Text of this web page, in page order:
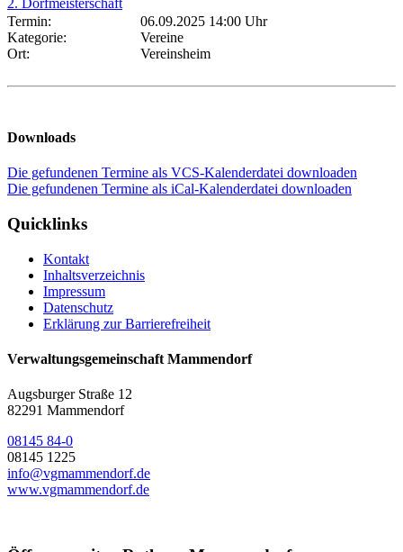
2. Dorfmeisterschaft
Termin:
06.09.2025 14:00 Uhr
Kategorie:
Vereine
Ort:
Vereinsheim
Downloads
Die gefundenen Termine als VCS-Kalenderdatei downloaden
Die gefundenen Termine als iCal-Kalenderdatei downloaden
Quicklinks
Kontakt
Inhaltsverzeichnis
Impressum
Datenschutz
Erklärung zur Barrierefreiheit
Verwaltungsgemeinschaft Mammendorf
Augsburger Straße 12
82291 Mammendorf
08145 84-0
08145 1225
info@vgmammendorf.de
www.vgmammendorf.de